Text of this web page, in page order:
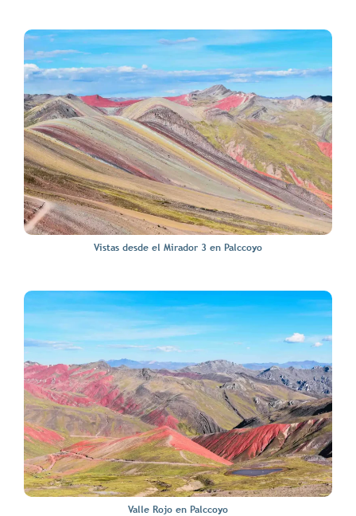
Vistas desde el Mirador 3 en Palccoyo
Valle Rojo en Palccoyo